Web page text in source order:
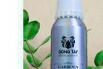
KHÁCH HÀNG
TIN TỨC
Image